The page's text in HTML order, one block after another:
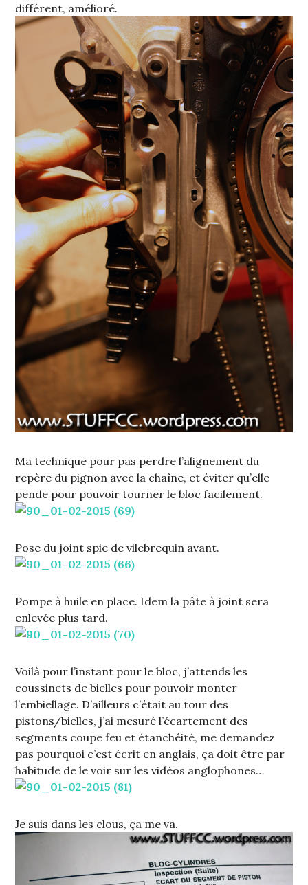
différent, amélioré.
Ma technique pour pas perdre l’alignement du
repère du pignon avec la chaîne, et éviter qu’elle
pende pour pouvoir tourner le bloc facilement.
Pose du joint spie de vilebrequin avant.
Pompe à huile en place. Idem la pâte à joint sera
enlevée plus tard.
Voilà pour l’instant pour le bloc, j’attends les
coussinets de bielles pour pouvoir monter
l’embiellage. D’ailleurs c’était au tour des
pistons/bielles, j’ai mesuré l’écartement des
segments coupe feu et étanchéité, me demandez
pas pourquoi c’est écrit en anglais, ça doit être par
habitude de le voir sur les vidéos anglophones…
Je suis dans les clous, ça me va.